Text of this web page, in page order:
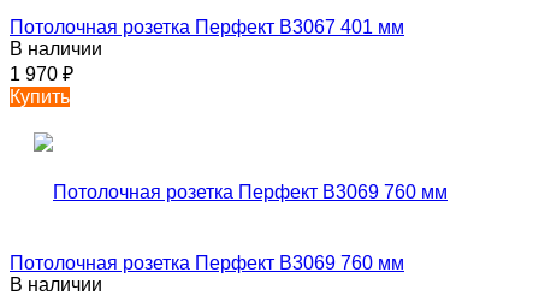
Потолочная розетка Перфект B3067 401 мм
В наличии
1 970 ₽
Купить
Потолочная розетка Перфект B3069 760 мм
В наличии